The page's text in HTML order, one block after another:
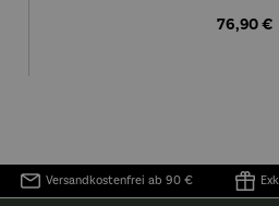
76,90 €
Versandkostenfrei ab 90 €